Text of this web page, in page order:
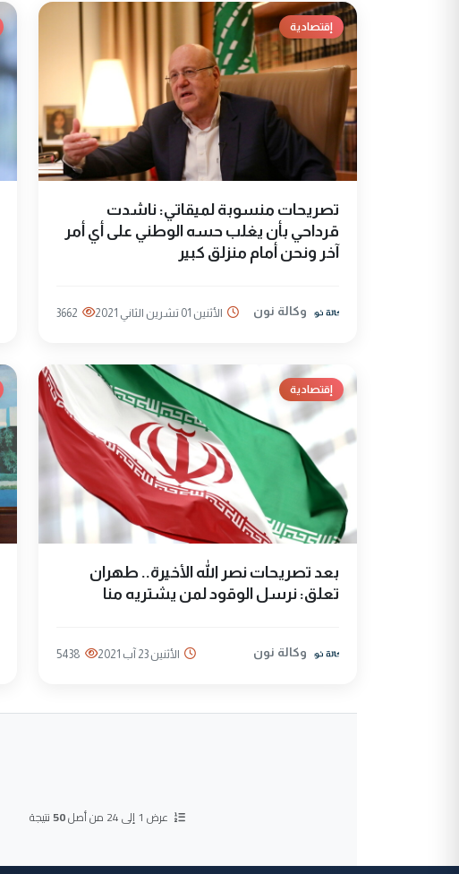
إقتصادية
تصريحات منسوبة لميقاتي: ناشدت
قرداحي بأن يغلب حسه الوطني على أي أمر
آخر ونحن أمام منزلق كبير
وكالة نون الأثنين 01 تشرين الثاني 2021 3662
إقتصادية
بعد تصريحات نصر الله الأخيرة.. طهران
تعلق: نرسل الوقود لمن يشتريه منا
وكالة نون الأثنين 23 آب 2021 5438
عرض 1 إلى 24 من أصل 50نتيجة